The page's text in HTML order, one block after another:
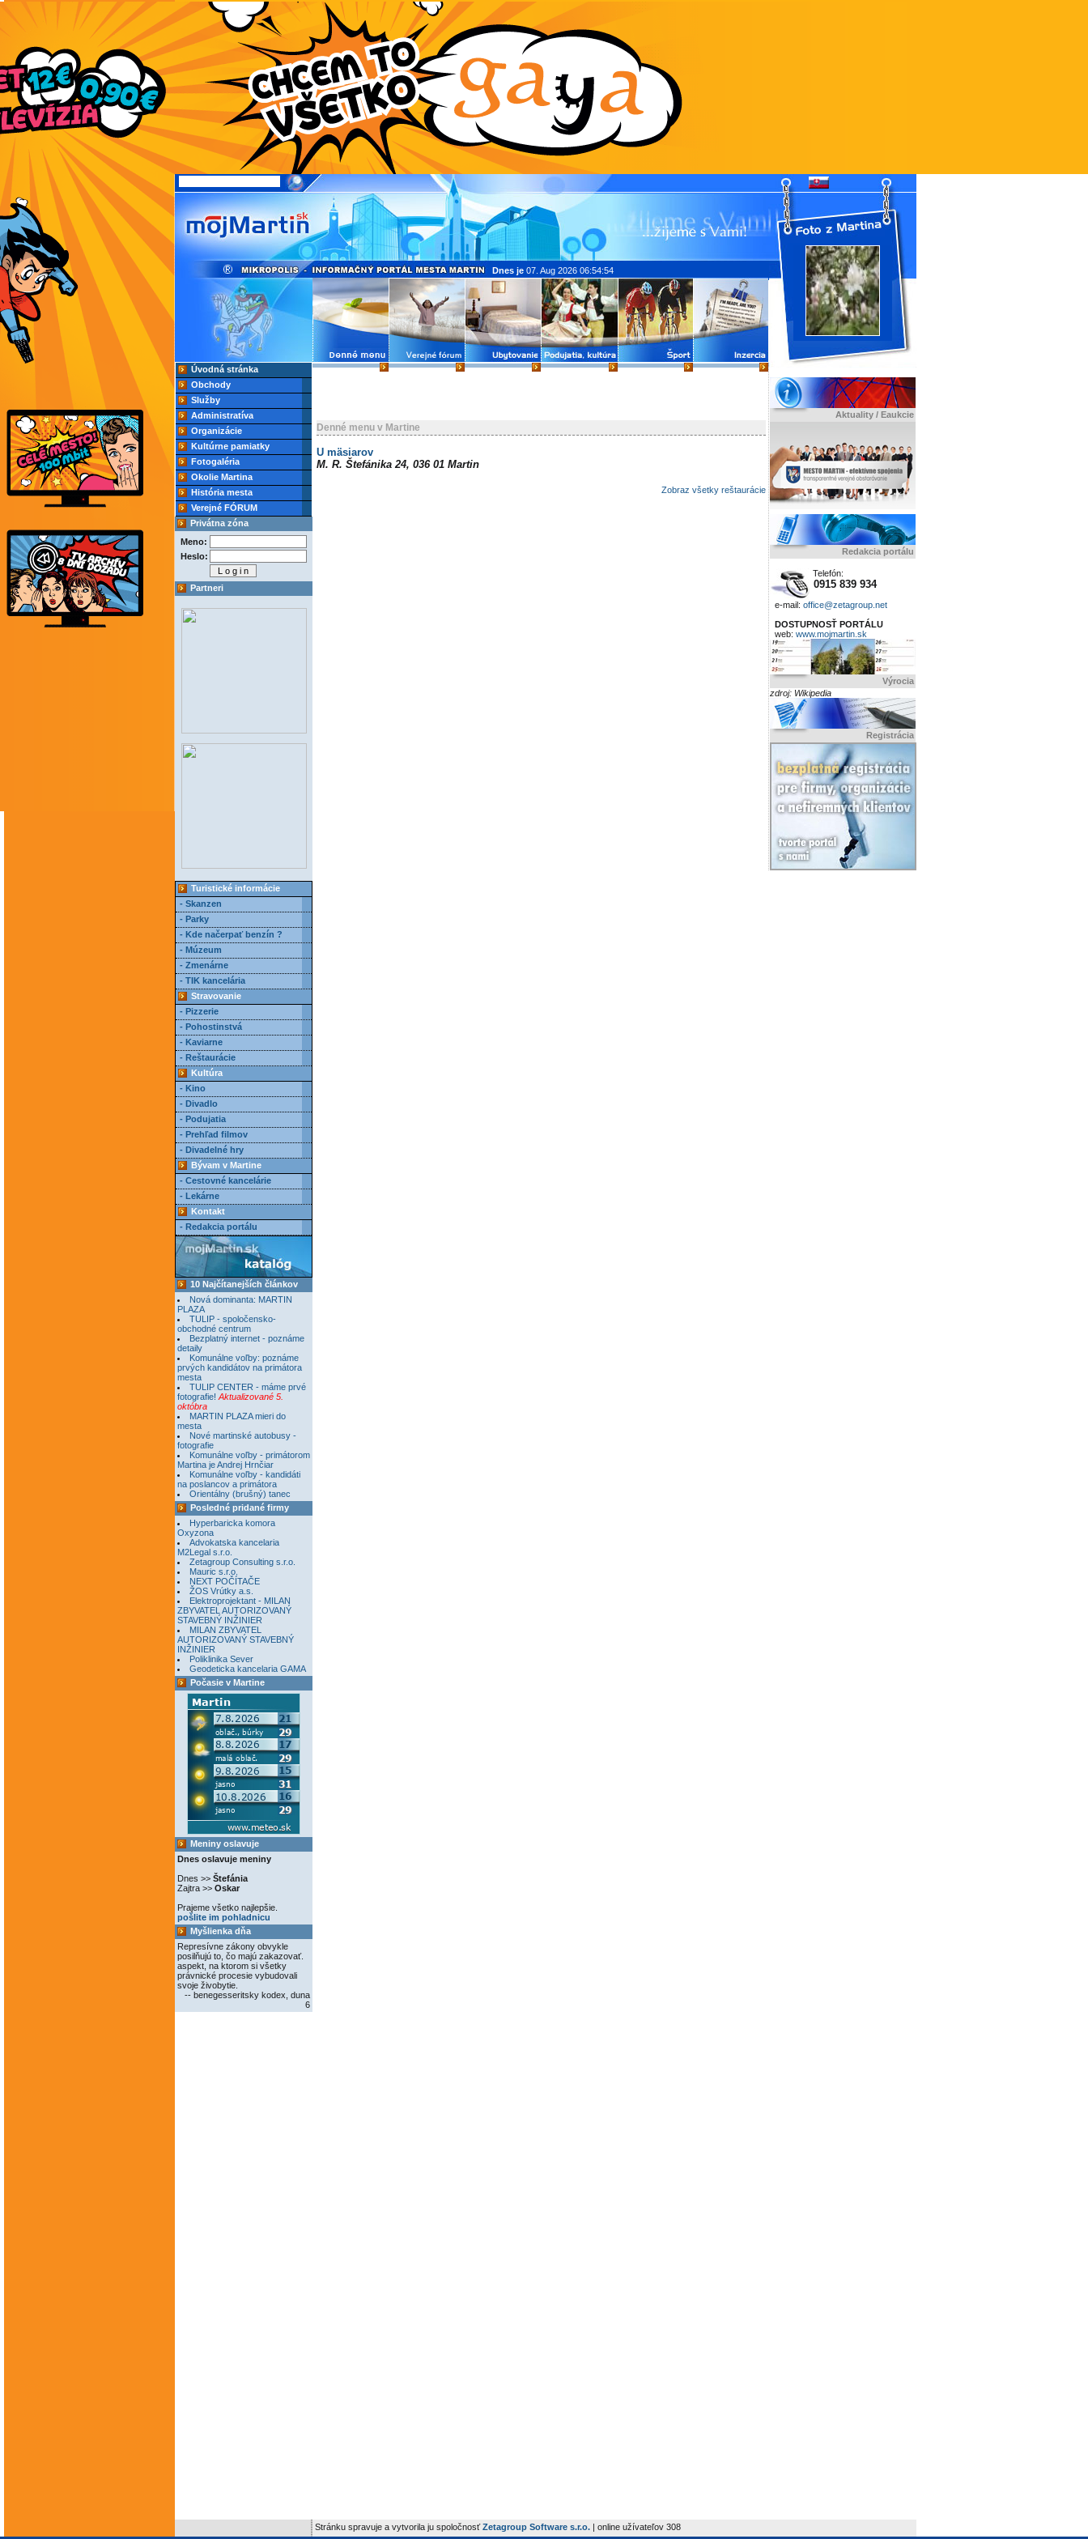
Úvodná stránka
Obchody
Služby
Administratíva
Organizácie
Kultúrne pamiatky
Fotogaléria
Okolie Martina
História mesta
Verejné FÓRUM
Privátna zóna
Meno:
Heslo:
Partneri
Turistické informácie
- Skanzen
- Parky
- Kde načerpať benzín ?
- Múzeum
- Zmenárne
- TIK kancelária
Stravovanie
- Pizzerie
- Pohostinstvá
- Kaviarne
- Reštaurácie
Kultúra
- Kino
- Divadlo
- Podujatia
- Prehľad filmov
- Divadelné hry
Bývam v Martine
- Cestovné kancelárie
- Lekárne
Kontakt
- Redakcia portálu
10 Najčítanejších článkov
Nová dominanta: MARTIN
PLAZA
TULIP - spoločensko-
obchodné centrum
Bezplatný internet - poznáme
detaily
Komunálne voľby: poznáme
prvých kandidátov na primátora
mesta
TULIP CENTER - máme prvé
fotografie! Aktualizované 5.
októbra
MARTIN PLAZA mieri do
mesta
Nové martinské autobusy -
fotografie
Komunálne voľby - primátorom
Martina je Andrej Hrnčiar
Komunálne voľby - kandidáti
na poslancov a primátora
Orientálny (brušný) tanec
Posledné pridané firmy
Hyperbaricka komora
Oxyzona
Advokatska kancelaria
M2Legal s.r.o.
Zetagroup Consulting s.r.o.
Mauric s.r.o.
NEXT POČÍTAČE
ŽOS Vrútky a.s.
Elektroprojektant - MILAN
ZBYVATEL AUTORIZOVANÝ
STAVEBNÝ INŽINIER
MILAN ZBYVATEL
AUTORIZOVANÝ STAVEBNÝ
INŽINIER
Poliklinika Sever
Geodeticka kancelaria GAMA
Počasie v Martine
Meniny oslavuje
Dnes oslavuje meniny
Dnes >> Štefánia
Zajtra >> Oskar
Prajeme všetko najlepšie.
pošlite im pohladnicu
Myšlienka dňa
Represívne zákony obvykle
posilňujú to, čo majú zakazovať.
aspekt, na ktorom si všetky
právnické procesie vybudovali
svoje živobytie.
-- benegesseritsky kodex, duna
6
Aktuality / Eaukcie
Redakcia portálu
Telefón:
0915 839 934
e-mail: office@zetagroup.net
DOSTUPNOSŤ PORTÁLU
web: www.mojmartin.sk
Výrocia
zdroj: Wikipedia
Registrácia
Dnes je 07. Aug 2026 06:54:54
Denné menu v Martine
U mäsiarov
M. R. Štefánika 24, 036 01 Martin
Zobraz všetky reštaurácie
Stránku spravuje a vytvorila ju spoločnosťZetagroup Software s.r.o. | online užívateľov 308